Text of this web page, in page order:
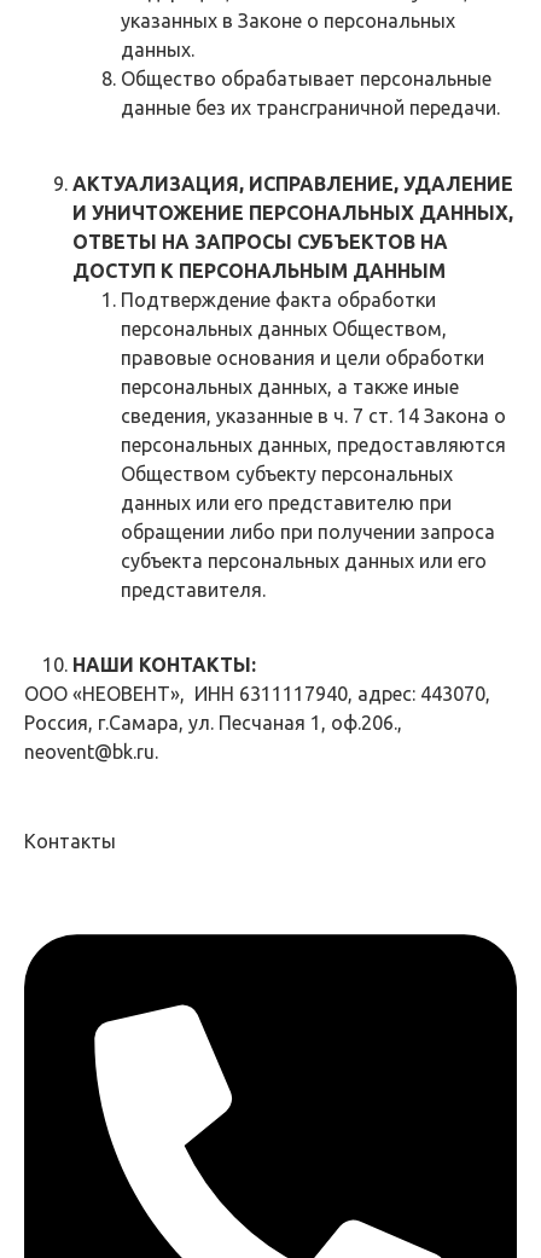
указанных в Законе о персональных
данных.
Общество обрабатывает персональные
данные без их трансграничной передачи.
АКТУАЛИЗАЦИЯ, ИСПРАВЛЕНИЕ, УДАЛЕНИЕ
И УНИЧТОЖЕНИЕ ПЕРСОНАЛЬНЫХ ДАННЫХ,
ОТВЕТЫ НА ЗАПРОСЫ СУБЪЕКТОВ НА
ДОСТУП К ПЕРСОНАЛЬНЫМ ДАННЫМ
Подтверждение факта обработки
персональных данных Обществом,
правовые основания и цели обработки
персональных данных, а также иные
сведения, указанные в ч. 7 ст. 14 Закона о
персональных данных, предоставляются
Обществом субъекту персональных
данных или его представителю при
обращении либо при получении запроса
субъекта персональных данных или его
представителя.
НАШИ КОНТАКТЫ:
ООО «НЕОВЕНТ», ИНН 6311117940, адрес: 443070,
Россия, г.Самара, ул. Песчаная 1, оф.206.,
neovent@bk.ru.
Контакты